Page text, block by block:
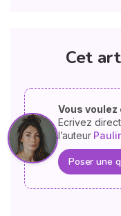
Cet
Vous voulez
Ecrivez
l’auteur
Poser une